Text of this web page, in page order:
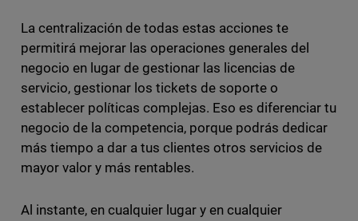
La centralización de todas estas acciones te
permitirá mejorar las operaciones generales del
negocio en lugar de gestionar las licencias de
servicio, gestionar los tickets de soporte o
establecer políticas complejas. Eso es diferenciar tu
negocio de la competencia, porque podrás dedicar
más tiempo a dar a tus clientes otros servicios de
mayor valor y más rentables.
Al instante, en cualquier lugar y en cualquier